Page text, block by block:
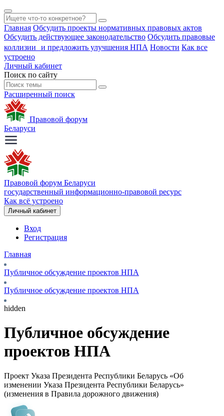
Главная Обсудить проекты нормативных правовых актов
Обсудить действующее законодательство Обсудить правовые
коллизии и предложить улучшения НПА Новости Как все
устроено
Личный кабинет
Поиск по сайту
Расширенный поиск
Правовой форум
Беларуси
Правовой форум Беларуси
государственный информационно-правовой ресурс
Как всё устроено
Личный кабинет
Вход
Регистрация
Главная
Публичное обсуждение проектов НПА
Публичное обсуждение проектов НПА
hidden
Публичное обсуждение
проектов НПА
Проект Указа Президента Республики Беларусь «Об
изменении Указа Президента Республики Беларусь»
(изменения в Правила дорожного движения)